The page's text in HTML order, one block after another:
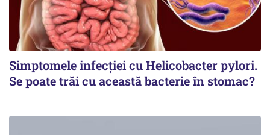
Simptomele infecției cu Helicobacter pylori.
Se poate trăi cu această bacterie în stomac?